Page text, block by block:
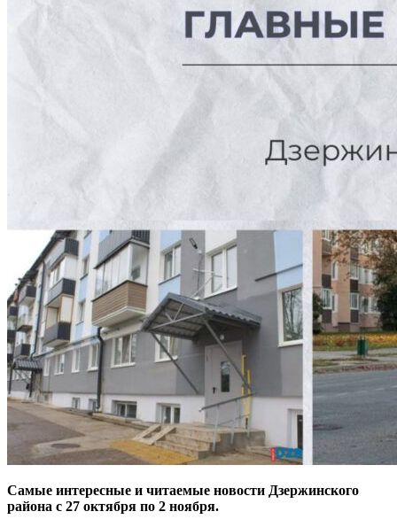
Самые интересные и читаемые новости Дзержинского
района с 27 октября по 2 ноября.